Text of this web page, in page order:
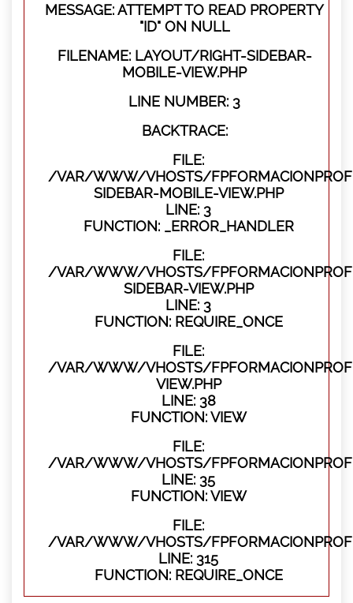
MESSAGE: ATTEMPT TO READ PROPERTY
"ID" ON NULL
FILENAME: LAYOUT/RIGHT-SIDEBAR-
MOBILE-VIEW.PHP
LINE NUMBER: 3
BACKTRACE:
FILE:
/VAR/WWW/VHOSTS/
SIDEBAR-MOBILE-VIEW.PHP
LINE: 3
FUNCTION: _ERROR_HANDLER
FILE:
/VAR/WWW/VHOSTS/
SIDEBAR-VIEW.PHP
LINE: 3
FUNCTION: REQUIRE_ONCE
FILE:
/VAR/WWW/VHOSTS/
VIEW.PHP
LINE: 38
FUNCTION: VIEW
FILE:
/VAR/WWW/VHOSTS/
LINE: 35
FUNCTION: VIEW
FILE:
/VAR/WWW/VHOSTS/
LINE: 315
FUNCTION: REQUIRE_ONCE